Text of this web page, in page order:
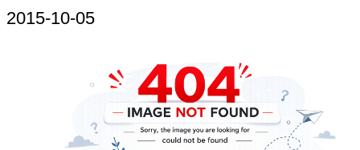
2015-10-05